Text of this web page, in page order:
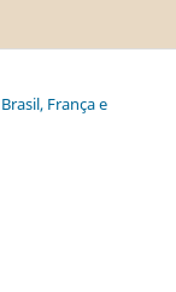
França e